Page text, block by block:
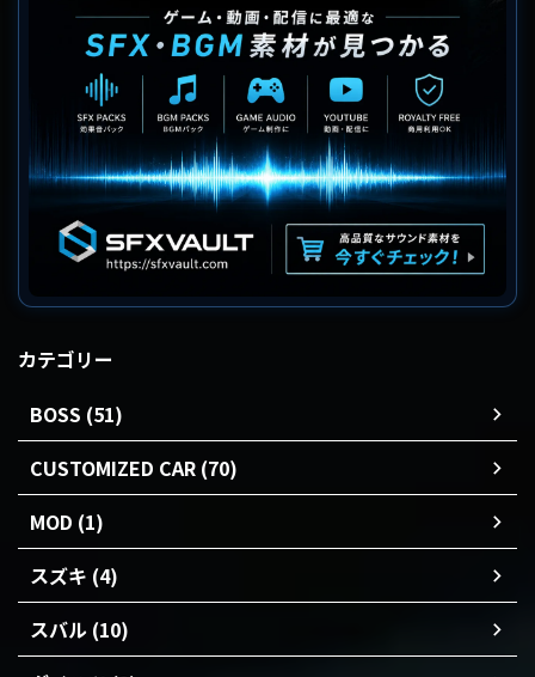
カテゴリー
BOSS (51)
CUSTOMIZED CAR (70)
MOD (1)
スズキ (4)
スバル (10)